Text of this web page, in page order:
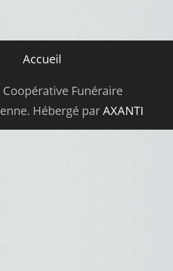
Accueil
Funéraire
Hébergé parAXANTI